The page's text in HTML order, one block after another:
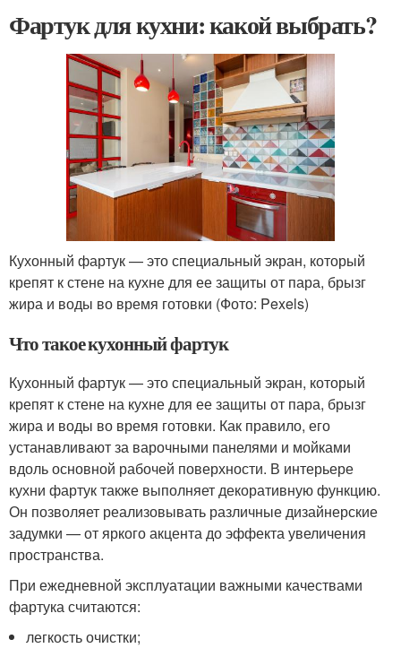
Фартук для кухни: какой выбрать?
Кухонный фартук — это специальный экран, который
крепят к стене на кухне для ее защиты от пара, брызг
жира и воды во время готовки (Фото: Pexels)
Что такое кухонный фартук
Кухонный фартук — это специальный экран, который
крепят к стене на кухне для ее защиты от пара, брызг
жира и воды во время готовки. Как правило, его
устанавливают за варочными панелями и мойками
вдоль основной рабочей поверхности. В интерьере
кухни фартук также выполняет декоративную функцию.
Он позволяет реализовывать различные дизайнерские
задумки — от яркого акцента до эффекта увеличения
пространства.
При ежедневной эксплуатации важными качествами
фартука считаются:
легкость очистки;